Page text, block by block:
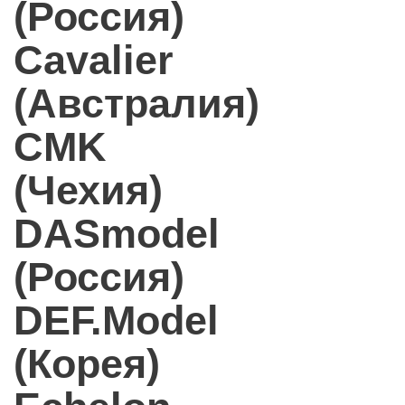
(Россия)
Cavalier
(Австралия)
CMK
(Чехия)
DASmodel
(Россия)
DEF.Model
(Корея)